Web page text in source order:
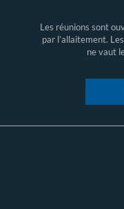
Les réunions sont
par l’allaitement.
ne vaut